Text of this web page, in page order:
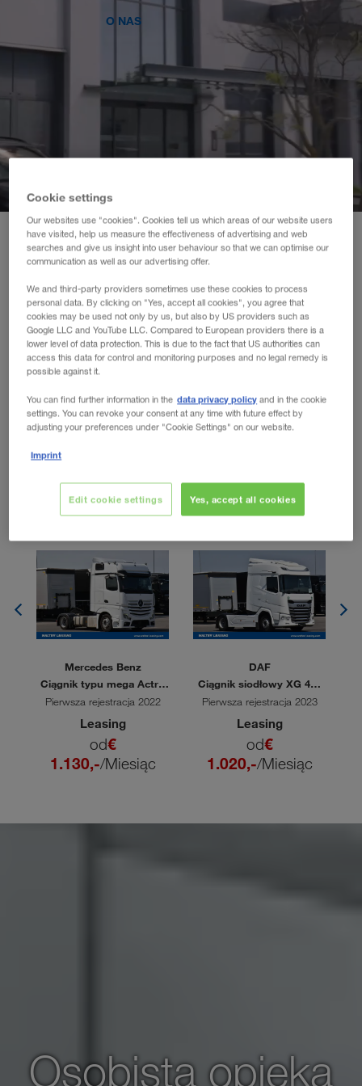
WALTER LAGER-BETRIEBE GmbH
WALTER LEASING GmbH
WALTER REAL ESTATE GmbH
O NAS
Naczepy i ciągniki
siodłowe na
najlepszych
warunkach
Najnowsze oferty
Mercedes Benz
Ciągnik typu mega Actro
1851
Pierwsza rejestracja 2022
Leasing
od€
1.130,-/Miesiąc
DAF
Ciągnik siodłowy XG 480
FT 4x2
Pierwsza rejestracja 2023
Leasing
od€
1.020,-/Miesiąc
Osobista opieka
Cookie settings
Our websites use "cookies". Cookies tell us which areas of our website users
have visited, help us measure the effectiveness of advertising and web
searches and give us insight into user behaviour so that we can optimise our
communication as well as our advertising offer.
We and third-party providers sometimes use these cookies to process
personal data. By clicking on "Yes, accept all cookies", you agree that
cookies may be used not only by us, but also by US providers such as
Google LLC and YouTube LLC. Compared to European providers there is a
lower level of data protection. This is due to the fact that US authorities can
access this data for control and monitoring purposes and no legal remedy is
possible against it.
You can find further information in the data privacy policy and in the cookie
settings. You can revoke your consent at any time with future effect by
adjusting your preferences under "Cookie Settings" on our website.
Imprint
Yes, accept all cookies
Edit cookie settings